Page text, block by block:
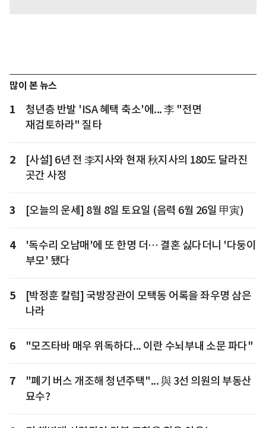
많이 본 뉴스
1
청년층 반발 'ISA 혜택 축소'에... 李 "전면
재검토하라" 질타
2
[사설] 6년 전 李지사와 현재 秋지사의 180도 달라진
곳간 사정
3 [오늘의 운세] 8월 8일 토요일 (음력 6월 26일 甲寅)
4
'독수리 오남매'에 또 한명 더… 결혼 싫다더니 '다둥이
부모' 됐다
5
[박정훈 칼럼] 국방장관이 모택동 어록을 좌우명 삼은
나라
6 "모즈타바 매우 위독하다... 이란 수뇌부내 소문 파다"
7
"폐기 버스 개조해 청년주택"... 與 3선 의원의 부동산
묘수?